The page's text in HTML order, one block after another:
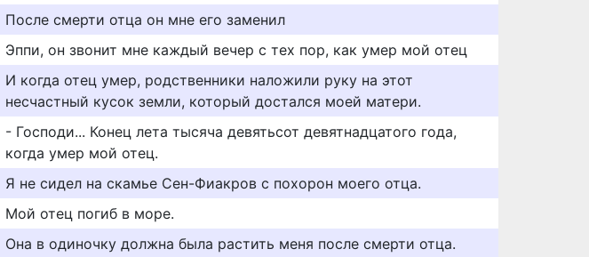
После смерти отца он мне его заменил
Эппи, он звонит мне каждый вечер с тех пор, как умер мой отец
И когда отец умер, родственники наложили руку на этот
несчастный кусок земли, который достался моей матери.
- Господи... Конец лета тысяча девятьсот девятнадцатого года,
когда умер мой отец.
Я не сидел на скамье Сен-Фиакров с похорон моего отца.
Мой отец погиб в море.
Она в одиночку должна была растить меня после смерти отца.